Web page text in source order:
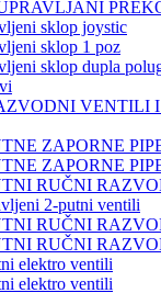
sklop joystic
sklop 1 poz
sklop dupla
VENTILI
ZAPORNE
ZAPORNE
RUČNI
2-putni ventili
RUČNI
RUČNI
elektro ventili
elektro ventili